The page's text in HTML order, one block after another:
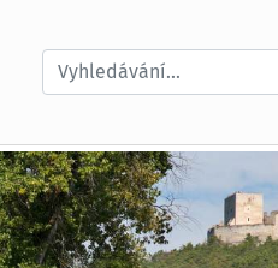
Vyhledávání...